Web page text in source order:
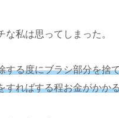
な私は思ってしまった。
する度にブラシ部分を捨
すればする程お金がかか